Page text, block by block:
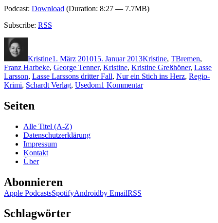
Podcast: Download (Duration: 8:27 — 7.7MB)
Subscribe: RSS
Kristine1. März 201015. Januar 2013Kristine, TBremen,
Franz Harbeke, George Tenner, Kristine, Kristine Greßhöner, Lasse
Larsson, Lasse Larssons dritter Fall, Nur ein Stich ins Herz, Regio-
Krimi, Schardt Verlag, Usedom1 Kommentarzu
Seiten
Alle Titel (A-Z)
Datenschutzerklärung
Impressum
Kontakt
Über
Abonnieren
Apple PodcastsSpotifyAndroidby EmailRSS
Schlagwörter